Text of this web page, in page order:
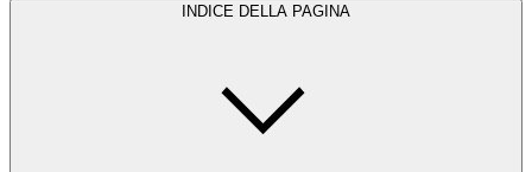
INDICE DELLA PAGINA